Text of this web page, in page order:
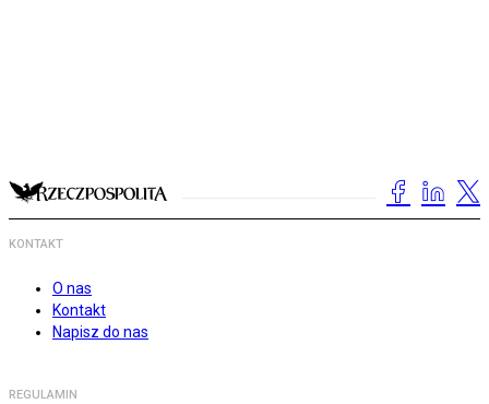
KONTAKT
O nas
Kontakt
Napisz do nas
REGULAMIN